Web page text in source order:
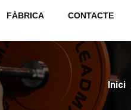
FÀBRICA CONTACTE
Inici